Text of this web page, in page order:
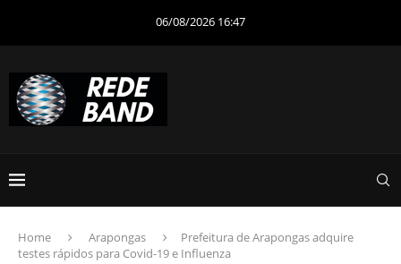
06/08/2026 16:47
Home Arapongas
Prefeitura de Arapongas adquire
testes rápidos para Covid-19 e Influenza